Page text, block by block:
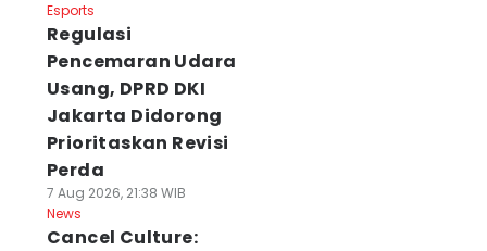
Esports
Regulasi
Pencemaran Udara
Usang, DPRD DKI
Jakarta Didorong
Prioritaskan Revisi
Perda
7 Aug 2026, 21:38 WIB
News
Cancel Culture: